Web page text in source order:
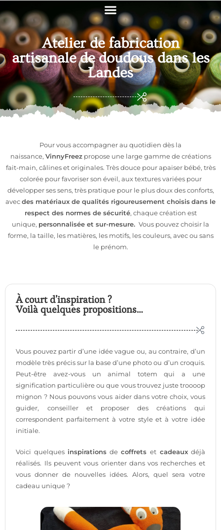
Atelier de fabrication
artisanale de doudous dans les
Landes
Pour vous accompagner au quotidien dès la
naissance, VinnyFreezpropose une large gamme de créations
fait-main, câlines et originales. Très douce pour apaiser bébé, très
colorée pour favoriser son éveil, aux textures variées pour
développer ses sens, très pratique pour le plus doux des conforts,
avecdes matériaux de qualités rigoureusement choisisdans le
respect des normes de sécurité, chaque création est
unique, personnalisée et sur-mesure. Vous pouvez choisir la
forme, la taille, les matières, les motifs, les couleurs, avec ou sans
le prénom.
À court d’inspiration ?
Voilà quelques propositions…
Vous pouvez partir d’une idée vague ou, au contraire, d’un
modèle très précis sur la base d’une photo ou d’un croquis.
Peut-être avez-vous un animal totem qui a une
signification particulière ou que vous trouvez juste troooop
mignon ? Nous pouvons vous aider dans votre choix, vous
guider, conseiller et proposer des créations qui
correspondent parfaitement à votre style et à votre idée
initiale.
Voici quelques inspirationsdecoffretset cadeauxdéjà
réalisés. Ils peuvent vous orienter dans vos recherches et
vous donner de nouvelles idées. Alors, quel sera votre
cadeau unique ?